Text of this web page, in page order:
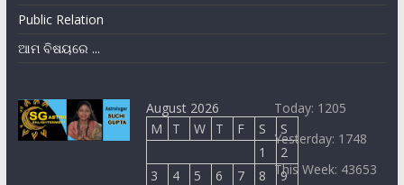
Public Relation
ଆମ ବିଷୟରେ ...
August 2026
M
T W T F S
S
1
2
3
4 5 6 7 8
9
Today: 1205
Yesterday: 1748
This Week: 43653